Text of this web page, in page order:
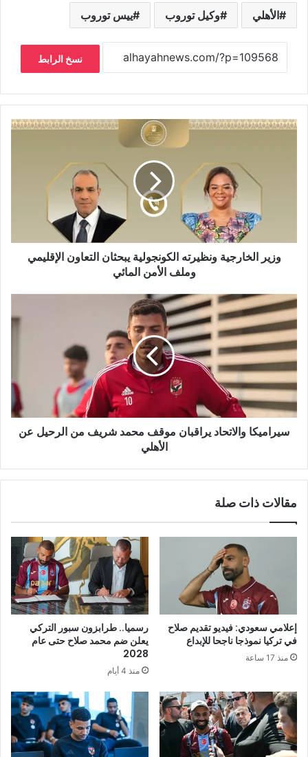
الأهلي وكيل توروب ييس توروب
نسخ الرابط
وزير الخارجية ونظيرته الكونجولية يبحثان التعاون الإقليمي
وملف الأمن المائي
سيراميكا والاتحاد يراقبان موقف محمد شريف من الرحيل عن
الأهلي
مقالات ذات صلة
إعلامي سعودي: فيديو تقديم صلاح
في تركيا نموذجا ناجحا للإبداع
منذ 17 ساعة
رسميا.. طرابزون سبور التركي
يعلن ضم محمد صلاح حتى عام
2028
منذ 4 أيام